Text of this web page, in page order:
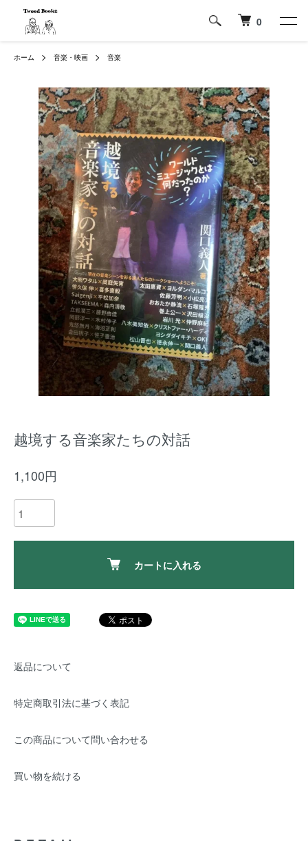
0
ホーム 音楽・映画 音楽
越境する音楽家たちの対話
1,100円
カートに入れる
返品について
特定商取引法に基づく表記
この商品について問い合わせる
買い物を続ける